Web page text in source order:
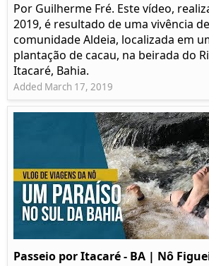
Por Guilherme Fré. Este vídeo,
2019, é resultado de uma vivência
comunidade Aldeia, localizada em
plantação de cacau, na beirada do
Itacaré, Bahia.
Added March 17, 2019
Passeio por Itacaré - BA | Nô